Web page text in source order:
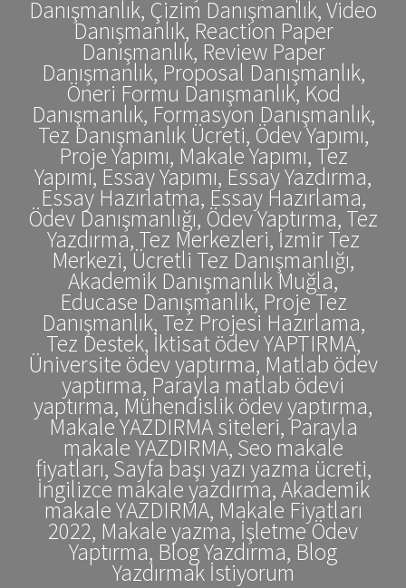
Danışmanlık, Çizim Danışmanlık, Video
Danışmanlık, Reaction Paper
Danışmanlık, Review Paper
Danışmanlık, Proposal Danışmanlık,
Öneri Formu Danışmanlık, Kod
Danışmanlık, Formasyon Danışmanlık,
Tez Danışmanlık Ücreti, Ödev Yapımı,
Proje Yapımı, Makale Yapımı, Tez
Yapımı, Essay Yapımı, Essay Yazdırma,
Essay Hazırlatma, Essay Hazırlama,
Ödev Danışmanlığı, Ödev Yaptırma, Tez
Yazdırma, Tez Merkezleri, İzmir Tez
Merkezi, Ücretli Tez Danışmanlığı,
Akademik Danışmanlık Muğla,
Educase Danışmanlık, Proje Tez
Danışmanlık, Tez Projesi Hazırlama,
Tez Destek, İktisat ödev YAPTIRMA,
Üniversite ödev yaptırma, Matlab ödev
yaptırma, Parayla matlab ödevi
yaptırma, Mühendislik ödev yaptırma,
Makale YAZDIRMA siteleri, Parayla
makale YAZDIRMA, Seo makale
fiyatları, Sayfa başı yazı yazma ücreti,
İngilizce makale yazdırma, Akademik
makale YAZDIRMA, Makale Fiyatları
2022, Makale yazma, İşletme Ödev
Yaptırma, Blog Yazdırma, Blog
Yazdırmak İstiyorum